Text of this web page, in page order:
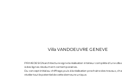
Villa VANDOEUVRE GENEVE
PRIMEDESIGN.architecture signe la réalisation intérieur complète d’une
à des lignes résolument contemporaines.
Du concept initial au chiffrage, puis à la réalisation prochaine des travaux,
révéler tout le potentiel de cette demeure unique.